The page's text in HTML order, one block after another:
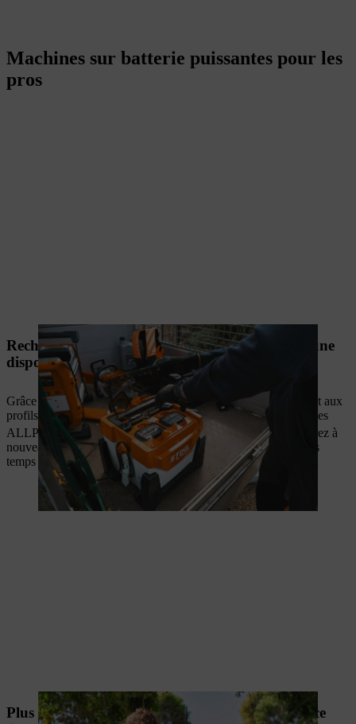
Machines sur batterie puissantes pour les
pros
Recharge rapide en seulement 9 minutes, pour une
disponibilité opérationnelle maximale.
Grâce à la technologie innovante des cellules sans languettes et aux
profils de charge intelligents, vous pouvez recharger les batteries
ALLPRO en seulement 9 minutes1. Cela signifie que vous serez à
nouveau opérationnel en un rien de temps, minimisant ainsi les
temps d'attente inutiles.
Plus de 3000 cycles de charge pour une puissance